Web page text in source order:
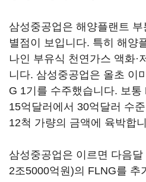
삼성중공업은 해양플랜트
별점이 보입니다. 특히 해양
나인 부유식 천연가스 액화·
니다. 삼성중공업은 올초 이
G 1기를 수주했습니다. 보
15억달러에서 30억달러 수
12척 가량의 금액에 육박합
삼성중공업은 이르면 다음
2조5000억원)의 FLNG를 추